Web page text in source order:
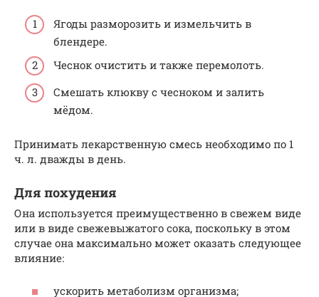
Ягоды разморозить и измельчить в
блендере.
Чеснок очистить и также перемолоть.
Смешать клюкву с чесноком и залить
мёдом.
Принимать лекарственную смесь необходимо по 1
ч. л. дважды в день.
Для похудения
Она используется преимущественно в свежем виде
или в виде свежевыжатого сока, поскольку в этом
случае она максимально может оказать следующее
влияние:
ускорить метаболизм организма;